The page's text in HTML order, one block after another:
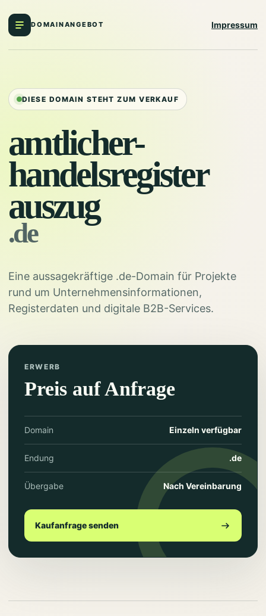
DOMAINANGEBOT Impressum
DIESE DOMAIN STEHT ZUM VERKAUF
amtlicher-
handelsregister
auszug
.de
Eine aussagekräftige .de-Domain für Projekte
rund um Unternehmensinformationen,
Registerdaten und digitale B2B-Services.
ERWERB
Preis auf Anfrage
Domain Einzeln verfügbar
Endung .de
Übergabe Nach Vereinbarung
Kaufanfrage senden